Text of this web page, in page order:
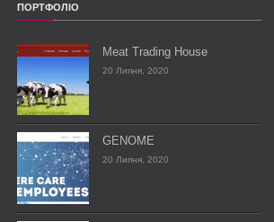
ПОРТФОЛІО
Meat Trading House
20 Липня, 2020
GENOME
20 Липня, 2020